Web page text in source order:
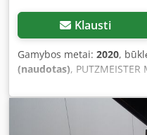
Klausti
Gamybos metai: 2020,
(naudotas),
Crsdpfxoiwx Tae Aqgjf
after full service Year:
ENGINE: KUBOTA
in excellent condition and